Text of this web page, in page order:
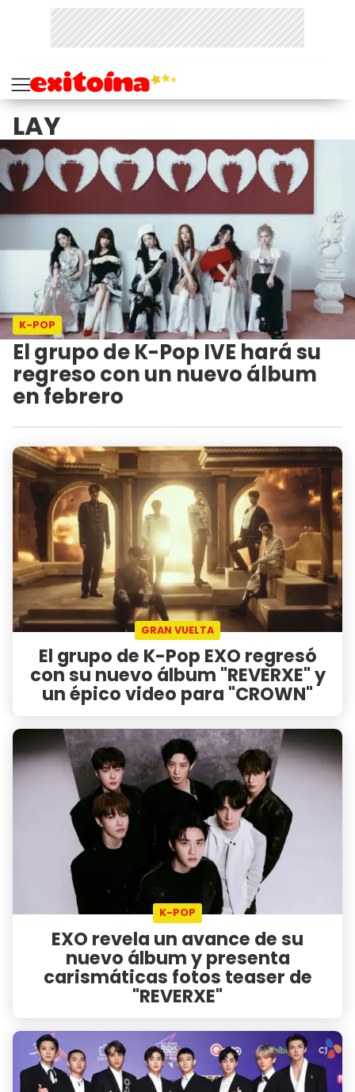
LAY
K-POP
El grupo de K-Pop IVE hará su
regreso con un nuevo álbum
en febrero
GRAN VUELTA
El grupo de K-Pop EXO regresó
con su nuevo álbum "REVERXE" y
un épico video para "CROWN"
K-POP
EXO revela un avance de su
nuevo álbum y presenta
carismáticas fotos teaser de
"REVERXE"